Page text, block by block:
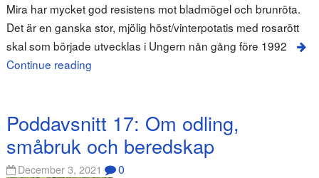
Mira har mycket god resistens mot bladmögel och brunröta.
Det är en ganska stor, mjölig höst/vinterpotatis med rosarött
skal som började utvecklas i Ungern nån gång före 1992
Continue reading
Poddavsnitt 17: Om odling,
småbruk och beredskap
December 3, 2021 0